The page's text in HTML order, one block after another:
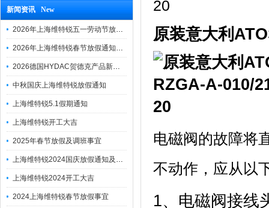
新闻资讯 New
2026年上海维特锐五一劳动节放假通知
2026年上海维特锐春节放假通知及调班安排
2026德国HYDAC贺德克产品新到一批现货
中秋国庆上海维特锐放假通知
上海维特锐5.1假期通知
上海维特锐开工大吉
2025年春节放假及调班事宜
上海维特锐2024国庆放假通知及调休安排
上海维特锐2024开工大吉
2024上海维特锐春节放假事宜
原装意大利
电磁阀的故障将
不动作，应从以
1、电磁阀接线